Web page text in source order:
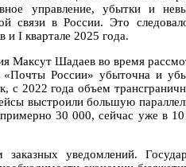
управление, убытки и
связи в России. Это
и I квартале 2025 года.
Максут Шадаев во время
«Почты России» убыточна и
с 2022 года объем
выстроили большую
30 000, сейчас уже в
уведомлений.